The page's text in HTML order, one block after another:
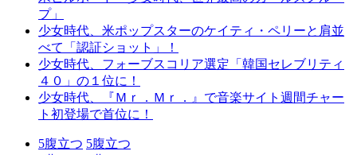
プ」
少女時代、米ポップスターのケイティ・ペリーと肩並
べて「認証ショット」！
少女時代、フォーブスコリア選定「韓国セレブリティ
４０」の１位に！
少女時代、『Ｍｒ．Ｍｒ．』で音楽サイト週間チャー
ト初登場で首位に！
5腹立つ 5腹立つ